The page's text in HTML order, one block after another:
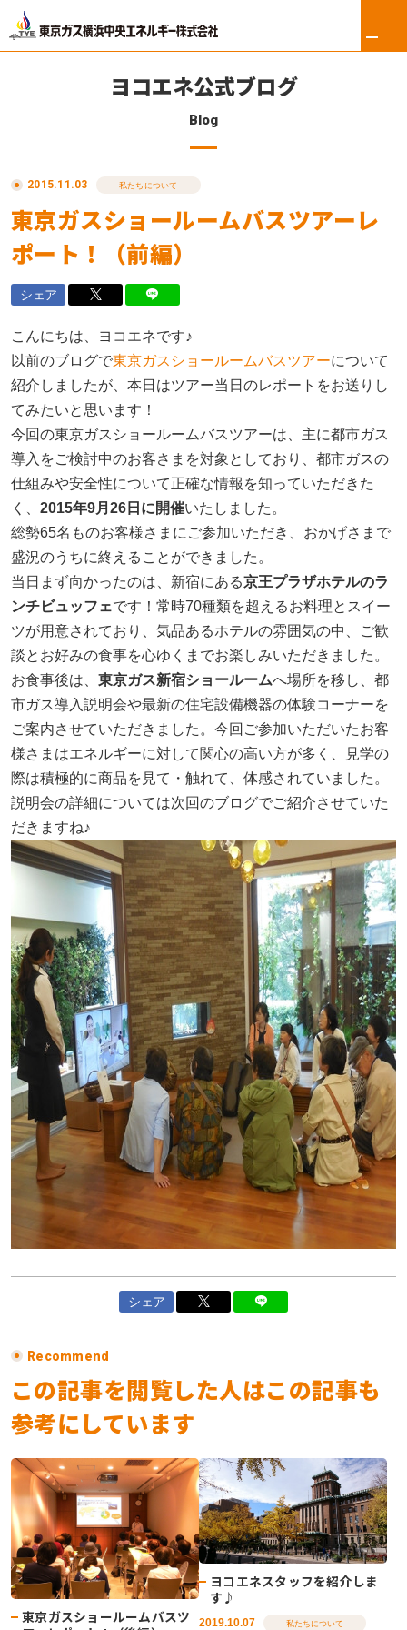
リフォーム
東京ガス修理サービス
法人のお客さま
会社案内
採用情報
ヨコエネ公式ブログ
店舗・事業所案内
お問い合わせ
ヨコエネ公式ブログ
Blog
2015.11.03 私たちについて
東京ガスショールームバスツアーレ
ポート！（前編）
シェア
こんにちは、ヨコエネです♪
以前のブログで東京ガスショールームバスツアーについて
紹介しましたが、本日はツアー当日のレポートをお送りし
てみたいと思います！
今回の東京ガスショールームバスツアーは、主に都市ガス
導入をご検討中のお客さまを対象としており、都市ガスの
仕組みや安全性について正確な情報を知っていただきた
く、 2015年9月26日に開催いたしました。
総勢65名ものお客様さまにご参加いただき、おかげさまで
盛況のうちに終えることができました。
当日まず向かったのは、新宿にある京王プラザホテルのラ
ンチビュッフェです！常時70種類を超えるお料理とスイー
ツが用意されており、気品あるホテルの雰囲気の中、ご歓
談とお好みの食事を心ゆくまでお楽しみいただきました。
お食事後は、 東京ガス新宿ショールームへ場所を移し、都
市ガス導入説明会や最新の住宅設備機器の体験コーナーを
ご案内させていただきました。今回ご参加いただいたお客
様さまはエネルギーに対して関心の高い方が多く、見学の
際は積極的に商品を見て・触れて、体感されていました。
説明会の詳細については次回のブログでご紹介させていた
だきますね♪
シェア
Recommend
この記事を閲覧した人はこの記事も
参考にしています
東京ガスショールームバスツ
ヨコエネスタッフを紹介しま
す♪
2019.10.07 私たちについて